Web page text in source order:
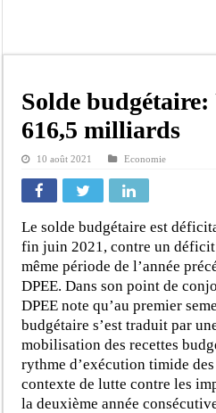
Assemblée nationale : une session
Don de sang : Pastef lance un appel à
Hajj 2027 : le RENOPHUS lance
Kamb, l’Inspecteur de la jeunesse et
Solde
616,5 milliards
10 août 2021 Economie
Le solde budgétaire est
fin juin 2021, contre un
même période de l’année
DPEE. Dans son point de
DPEE note qu’au premier
budgétaire s’est traduit par
mobilisation des recettes
rythme d’exécution timide
contexte de lutte contre les
la deuxième année